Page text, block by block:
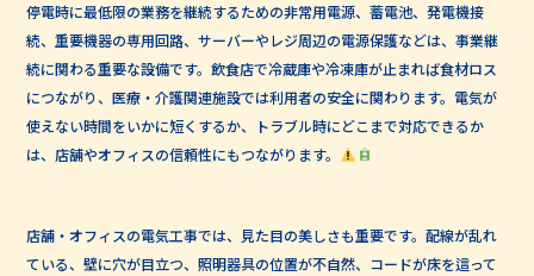
停電時に最低限の業務を継続するための非常用電源、蓄電池、発電機接
続、重要機器の専用回路、サーバーやレジ周辺の電源保護などは、事業継
続に関わる重要な設備です。飲食店で冷蔵庫や冷凍庫が止まれば食材ロス
につながり、医療・介護関連施設では利用者の安全に関わります。電気が
使えない時間をいかに短くするか、トラブル時にどこまで対応できるか
は、店舗やオフィスの信頼性にもつながります。
店舗・オフィスの電気工事では、見た目の美しさも重要です。配線が乱れ
ている、壁に穴が目立つ、照明器具の位置が不自然、コードが床を這って